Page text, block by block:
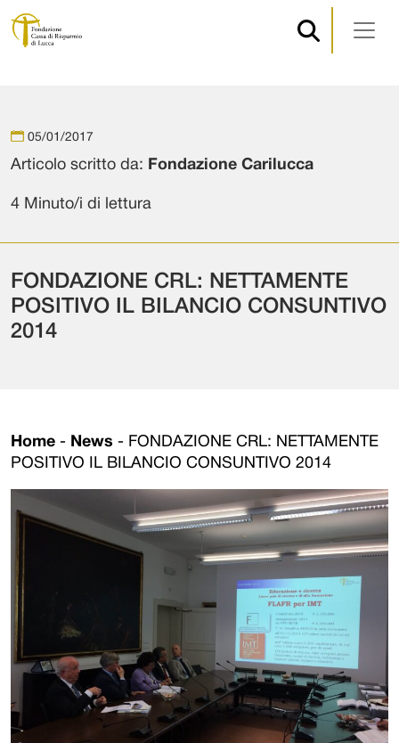
Navigazione principale
05/01/2017
Articolo scritto da: Fondazione Carilucca
4 Minuto/i di lettura
FONDAZIONE CRL: NETTAMENTE
POSITIVO IL BILANCIO CONSUNTIVO
2014
Home - News - FONDAZIONE CRL: NETTAMENTE
POSITIVO IL BILANCIO CONSUNTIVO 2014